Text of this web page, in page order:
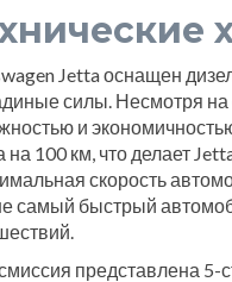
Jetta оснащен
силы. Несмотря на
и
на 100 км, что делает
скорость
самый быстрый
представлена 5-